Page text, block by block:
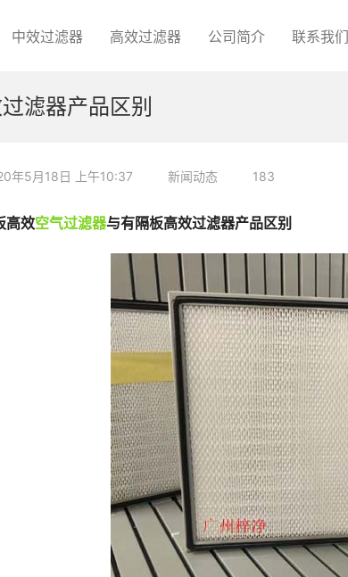
中效过滤器 高效过滤器 公司简介 联系我们
滤器产品区别
年5月18日 上午10:37 新闻动态 183
高效空气过滤器与有隔板高效过滤器产品区别